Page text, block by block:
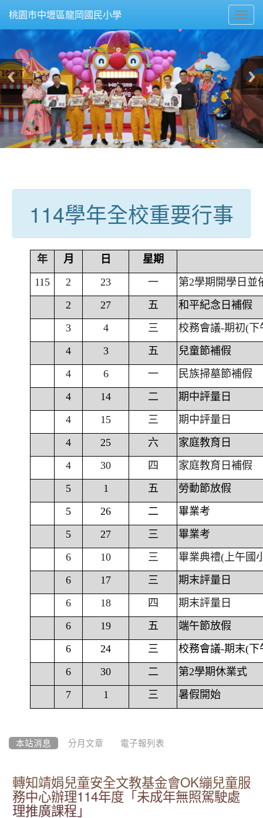
桃園市中壢區龍岡國民小學
114學年全校重要行事
年 月 日
星期
115
2 23 一
第2學期開學日並
2
27 五
和平紀念日補假
3
4 三
校務會議-期初(下
4
3 五
兒童節補假
4
6 一
民族掃墓節補假
4
14 二
期中評量日
4
15 三
期中評量日
4
25 六
家庭教育日
4
30 四
家庭教育日補假
5
1 五
勞動節放假
5
26 二
畢業考
5
27 三
畢業考
6
10 三
畢業典禮(上午國
6
17 三
期末評量日
6
18 四
期末評量日
6
19 五
端午節放假
6
24 三
校務會議-期末(下
6
30 二
第2學期休業式
7
1 三 暑假開始
本站消息 分月文章 電子報列表
轉知靖娟兒童安全文教基金會OK繃兒童服
務中心辦理114年度「未成年無照駕駛處
理推廣課程」